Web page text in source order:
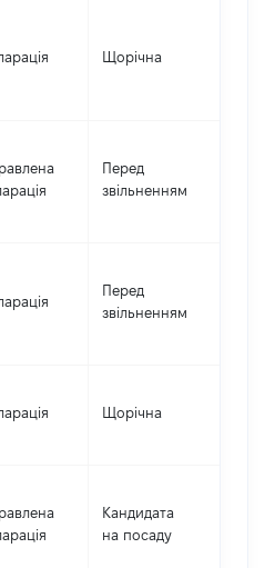
Щорічна
Перед
звільненням
Перед
звільненням
Щорічна
Кандидата
на посаду